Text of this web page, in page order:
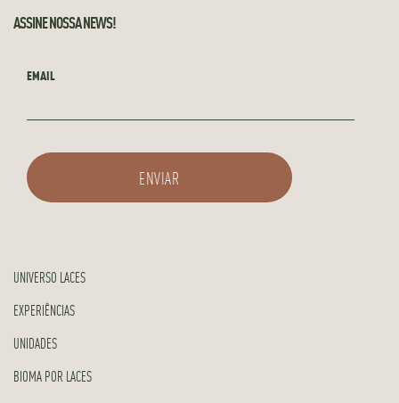
ASSINE NOSSA NEWS!
EMAIL
UNIVERSO LACES
EXPERIÊNCIAS
UNIDADES
BIOMA POR LACES